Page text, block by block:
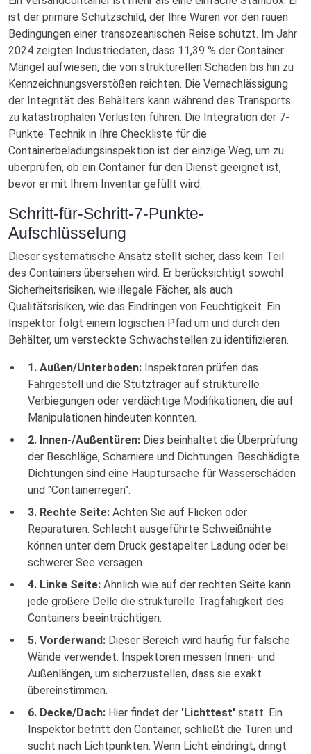
ist der primäre Schutzschild, der Ihre Waren vor den rauen
Bedingungen einer transozeanischen Reise schützt. Im Jahr
2024 zeigten Industriedaten, dass 11,39 % der Container
Mängel aufwiesen, die von strukturellen Schäden bis hin zu
Kennzeichnungsverstößen reichten. Die Vernachlässigung
der Integrität des Behälters kann während des Transports
zu katastrophalen Verlusten führen. Die Integration der 7-
Punkte-Technik in Ihre Checkliste für die
Containerbeladungsinspektion ist der einzige Weg, um zu
überprüfen, ob ein Container für den Dienst geeignet ist,
bevor er mit Ihrem Inventar gefüllt wird.
Schritt-für-Schritt-7-Punkte-
Aufschlüsselung
Dieser systematische Ansatz stellt sicher, dass kein Teil
des Containers übersehen wird. Er berücksichtigt sowohl
Sicherheitsrisiken, wie illegale Fächer, als auch
Qualitätsrisiken, wie das Eindringen von Feuchtigkeit. Ein
Inspektor folgt einem logischen Pfad um und durch den
Behälter, um versteckte Schwachstellen zu identifizieren.
1. Außen/Unterboden: Inspektoren prüfen das
Fahrgestell und die Stützträger auf strukturelle
Verbiegungen oder verdächtige Modifikationen, die auf
Manipulationen hindeuten könnten.
2. Innen-/Außentüren: Dies beinhaltet die Überprüfung
der Beschläge, Scharniere und Dichtungen. Beschädigte
Dichtungen sind eine Hauptursache für Wasserschäden
und "Containerregen".
3. Rechte Seite: Achten Sie auf Flicken oder
Reparaturen. Schlecht ausgeführte Schweißnähte
können unter dem Druck gestapelter Ladung oder bei
schwerer See versagen.
4. Linke Seite: Ähnlich wie auf der rechten Seite kann
jede größere Delle die strukturelle Tragfähigkeit des
Containers beeinträchtigen.
5. Vorderwand: Dieser Bereich wird häufig für falsche
Wände verwendet. Inspektoren messen Innen- und
Außenlängen, um sicherzustellen, dass sie exakt
übereinstimmen.
6. Decke/Dach: Hier findet der 'Lichttest' statt. Ein
Inspektor betritt den Container, schließt die Türen und
sucht nach Lichtpunkten. Wenn Licht eindringt, dringt